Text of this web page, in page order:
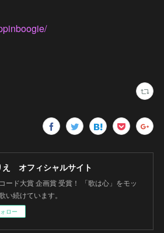
え オフィシャルサイト
ード大賞 企画賞 受賞！ 「歌は心」をモッ
い続けています。
ロー